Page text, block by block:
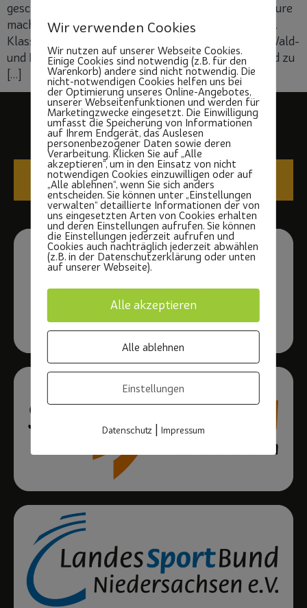
geschnürt und ab ins Abenteuer! Beim Wald Adventure
machten sich insgesamt rund 140 Kinder der 1. und 2.
Klassen auf den Weg, um gemeinsam mit unserem Wald-
und Naturexperten Jan Schober den Göttinger Wald zu
[…]
IMPRESSUM DATENSCHUTZ
Wir verwenden Cookies
Wir nutzen auf unserer Webseite Cookies.
Einige Cookies sind notwendig (z.B. für den
Warenkorb) andere sind nicht notwendig. Die
nicht-notwendigen Cookies helfen uns bei
der Optimierung unseres Online-Angebotes,
unserer Webseitenfunktionen und werden für
Marketingzwecke eingesetzt. Die Einwilligung
umfasst die Speicherung von Informationen
auf Ihrem Endgerät, das Auslesen
personenbezogener Daten sowie deren
Verarbeitung. Klicken Sie auf „Alle
akzeptieren“, um in den Einsatz von nicht
notwendigen Cookies einzuwilligen oder auf
„Alle ablehnen“, wenn Sie sich anders
entscheiden. Sie können unter „Einstellungen
verwalten“ detaillierte Informationen der von
uns eingesetzten Arten von Cookies erhalten
und deren Einstellungen aufrufen. Sie können
die Einstellungen jederzeit aufrufen und
Cookies auch nachträglich jederzeit abwählen
(z.B. in der Datenschutzerklärung oder unten
auf unserer Webseite).
Alle akzeptieren
Alle ablehnen
Einstellungen
Datenschutz Impressum